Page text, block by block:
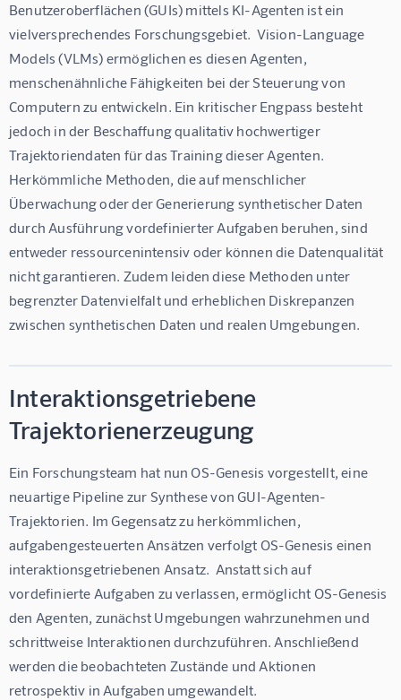
Benutzeroberflächen (GUIs) mittels KI-Agenten ist ein
vielversprechendes Forschungsgebiet.  Vision-Language
Models (VLMs) ermöglichen es diesen Agenten,
menschenähnliche Fähigkeiten bei der Steuerung von
Computern zu entwickeln. Ein kritischer Engpass besteht
jedoch in der Beschaffung qualitativ hochwertiger
Trajektoriendaten für das Training dieser Agenten.
Herkömmliche Methoden, die auf menschlicher
Überwachung oder der Generierung synthetischer Daten
durch Ausführung vordefinierter Aufgaben beruhen, sind
entweder ressourcenintensiv oder können die Datenqualität
nicht garantieren. Zudem leiden diese Methoden unter
begrenzter Datenvielfalt und erheblichen Diskrepanzen
zwischen synthetischen Daten und realen Umgebungen.
Interaktionsgetriebene
Trajektorienerzeugung
Ein Forschungsteam hat nun OS-Genesis vorgestellt, eine
neuartige Pipeline zur Synthese von GUI-Agenten-
Trajektorien. Im Gegensatz zu herkömmlichen,
aufgabengesteuerten Ansätzen verfolgt OS-Genesis einen
interaktionsgetriebenen Ansatz.  Anstatt sich auf
vordefinierte Aufgaben zu verlassen, ermöglicht OS-Genesis
den Agenten, zunächst Umgebungen wahrzunehmen und
schrittweise Interaktionen durchzuführen. Anschließend
werden die beobachteten Zustände und Aktionen
retrospektiv in Aufgaben umgewandelt.